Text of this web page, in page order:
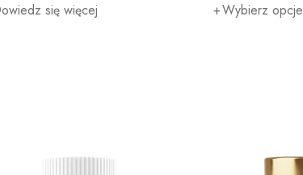
się więcej
Wybierz opcje